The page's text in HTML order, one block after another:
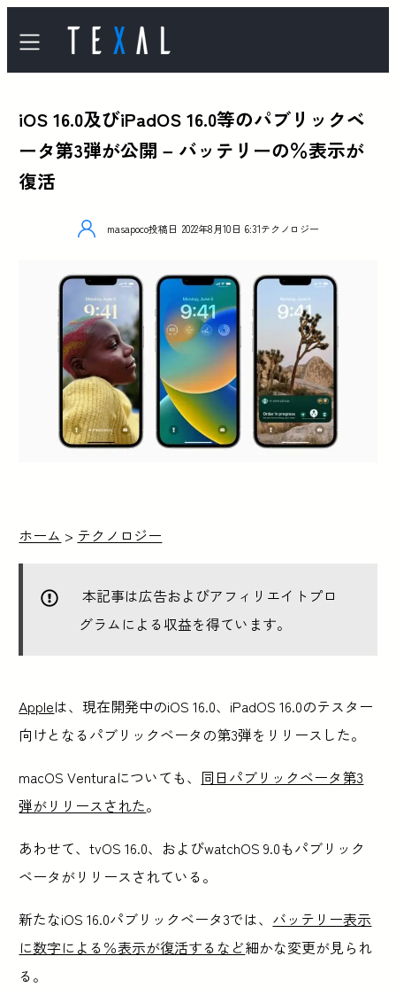
iOS 16.0及びiPadOS 16.0等のパブリックベ
ータ第3弾が公開 – バッテリーの％表示が
復活
masapoco投稿日 2022年8月10日 6:31テクノロジー
ホーム > テクノロジー
本記事は広告およびアフィリエイトプロ
グラムによる収益を得ています。
Appleは、現在開発中のiOS 16.0、iPadOS 16.0のテスター
向けとなるパブリックベータの第3弾をリリースした。
macOS Venturaについても、 同日パブリックベータ第3
弾がリリースされた。
あわせて、tvOS 16.0、およびwatchOS 9.0もパブリック
ベータがリリースされている。
新たなiOS 16.0パブリックベータ3では、 バッテリー表示
に数字による％表示が復活するなど細かな変更が見られ
る。